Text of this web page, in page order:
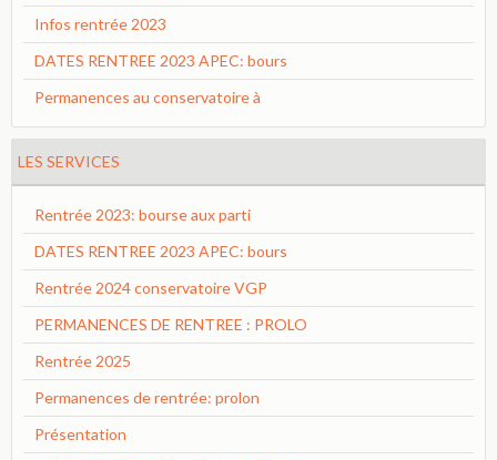
Infos rentrée 2023
DATES RENTREE 2023 APEC: bours
Permanences au conservatoire à
LES SERVICES
Rentrée 2023: bourse aux parti
DATES RENTREE 2023 APEC: bours
Rentrée 2024 conservatoire VGP
PERMANENCES DE RENTREE : PROLO
Rentrée 2025
Permanences de rentrée: prolon
Présentation